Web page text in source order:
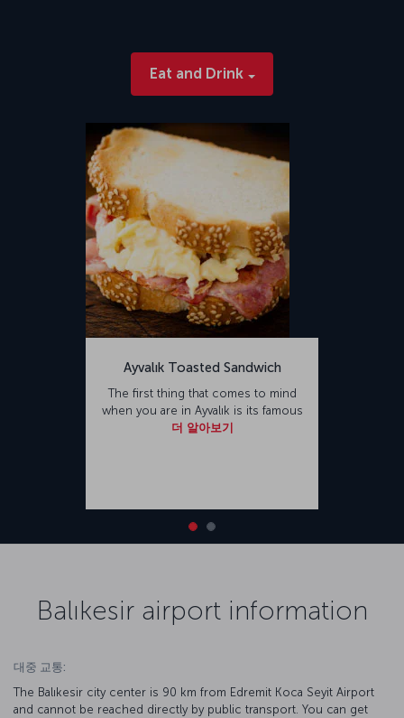
Eat and Drink
Ayvalık Toasted Sandwich
The first thing that comes to mind
when you are in Ayvalık is its famous
더 알아보기
Balıkesir airport information
대중 교통:
The Balıkesir city center is 90 km from Edremit Koca Seyit Airport
and cannot be reached directly by public transport. You can get